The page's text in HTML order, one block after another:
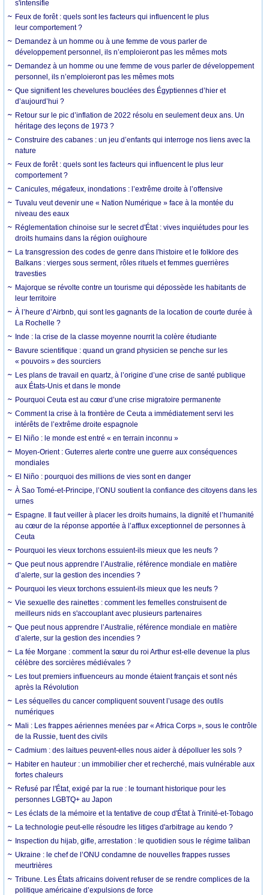
s'intensifie
Feux de forêt : quels sont les facteurs qui influencent le plus
leur comportement ?
Demandez à un homme ou à une femme de vous parler de
développement personnel, ils n’emploieront pas les mêmes mots
Demandez à un homme ou une femme de vous parler de développement
personnel, ils n’emploieront pas les mêmes mots
Que signifient les chevelures bouclées des Égyptiennes d’hier et
d’aujourd’hui ?
Retour sur le pic d’inflation de 2022 résolu en seulement deux ans. Un
héritage des leçons de 1973 ?
Construire des cabanes : un jeu d’enfants qui interroge nos liens avec la
nature
Feux de forêt : quels sont les facteurs qui influencent le plus leur
comportement ?
Canicules, mégafeux, inondations : l’extrême droite à l’offensive
Tuvalu veut devenir une « Nation Numérique » face à la montée du
niveau des eaux
Réglementation chinoise sur le secret d'État : vives inquiétudes pour les
droits humains dans la région ouïghoure
La transgression des codes de genre dans l'histoire et le folklore des
Balkans : vierges sous serment, rôles rituels et femmes guerrières
travesties
Majorque se révolte contre un tourisme qui dépossède les habitants de
leur territoire
À l’heure d’Airbnb, qui sont les gagnants de la location de courte durée à
La Rochelle ?
Inde : la crise de la classe moyenne nourrit la colère étudiante
Bavure scientifique : quand un grand physicien se penche sur les
« pouvoirs » des sourciers
Les plans de travail en quartz, à l’origine d’une crise de santé publique
aux États-Unis et dans le monde
Pourquoi Ceuta est au cœur d’une crise migratoire permanente
Comment la crise à la frontière de Ceuta a immédiatement servi les
intérêts de l’extrême droite espagnole
El Niño : le monde est entré « en terrain inconnu »
Moyen-Orient : Guterres alerte contre une guerre aux conséquences
mondiales
El Niño : pourquoi des millions de vies sont en danger
À Sao Tomé-et-Principe, l’ONU soutient la confiance des citoyens dans les
urnes
Espagne. Il faut veiller à placer les droits humains, la dignité et l’humanité
au cœur de la réponse apportée à l’afflux exceptionnel de personnes à
Ceuta
Pourquoi les vieux torchons essuient-ils mieux que les neufs ?
Que peut nous apprendre l’Australie, référence mondiale en matière
d’alerte, sur la gestion des incendies ?
Pourquoi les vieux torchons essuient-ils mieux que les neufs ?
Vie sexuelle des rainettes : comment les femelles construisent de
meilleurs nids en s'accouplant avec plusieurs partenaires
Que peut nous apprendre l’Australie, référence mondiale en matière
d’alerte, sur la gestion des incendies ?
La fée Morgane : comment la sœur du roi Arthur est-elle devenue la plus
célèbre des sorcières médiévales ?
Les tout premiers influenceurs au monde étaient français et sont nés
après la Révolution
Les séquelles du cancer compliquent souvent l’usage des outils
numériques
Mali : Les frappes aériennes menées par « Africa Corps », sous le contrôle
de la Russie, tuent des civils
Cadmium : des laitues peuvent-elles nous aider à dépolluer les sols ?
Habiter en hauteur : un immobilier cher et recherché, mais vulnérable aux
fortes chaleurs
Refusé par l'État, exigé par la rue : le tournant historique pour les
personnes LGBTQ+ au Japon
Les éclats de la mémoire et la tentative de coup d'État à Trinité-et-Tobago
La technologie peut-elle résoudre les litiges d'arbitrage au kendo ?
Inspection du hijab, gifle, arrestation : le quotidien sous le régime taliban
Ukraine : le chef de l’ONU condamne de nouvelles frappes russes
meurtrières
Tribune. Les États africains doivent refuser de se rendre complices de la
politique américaine d’expulsions de force